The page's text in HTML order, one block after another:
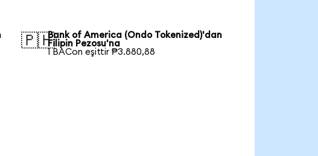
🇵🇭Bank of America (Ondo Tokenized)'dan
Filipin Pezosu'na
1 BACon eşittir ₱3.880,88